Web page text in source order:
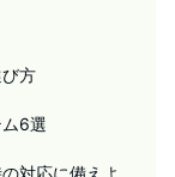
方
6選
対応に備えよ